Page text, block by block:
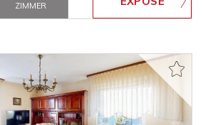
ZIMMER